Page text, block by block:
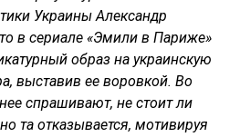
Украины Александр
в сериале «Эмили в Париже»
образ на украинскую
выставив ее воровкой. Во
спрашивают, не стоит ли
та отказывается, мотивируя